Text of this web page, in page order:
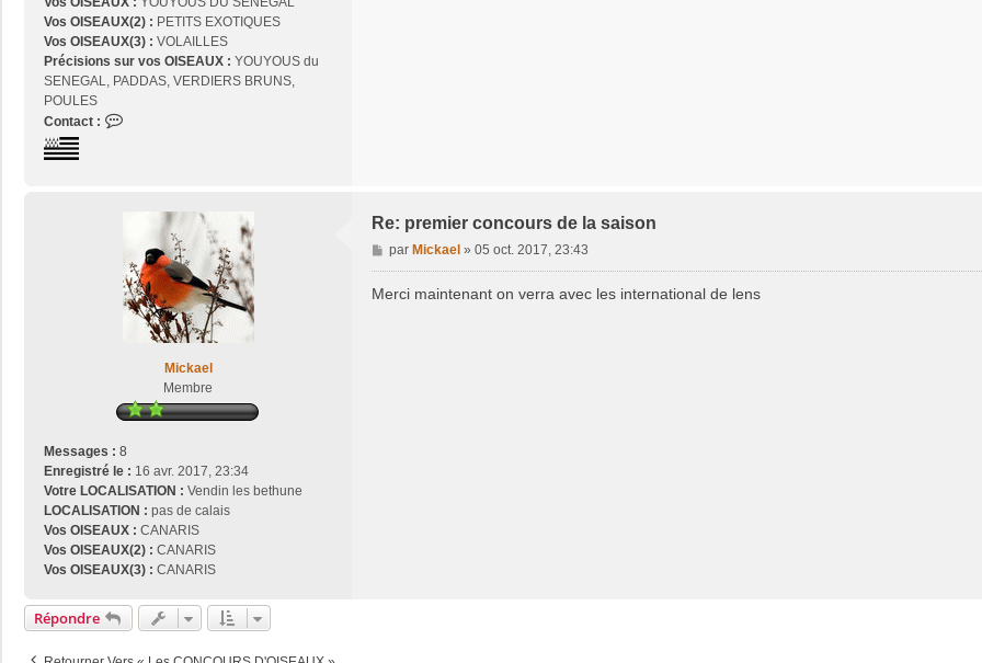
Vos OISEAUX(2) : PETITS EXOTIQUES
Vos OISEAUX(3) : VOLAILLES
Précisions sur vos OISEAUX : YOUYOUS du
SENEGAL, PADDAS, VERDIERS BRUNS,
POULES
Contact :
e
r
j
o
Mickael
Membre
Messages : 8
Enregistré le : 16 avr. 2017, 23:34
Votre LOCALISATION : Vendin les bethune
LOCALISATION : pas de calais
Vos OISEAUX : CANARIS
Vos OISEAUX(2) : CANARIS
Vos OISEAUX(3) : CANARIS
Re: premier concours de la saison
M
e
par Mickael» 05 oct. 2017, 23:43
Merci maintenant on verra avec les international de lens
Répondre